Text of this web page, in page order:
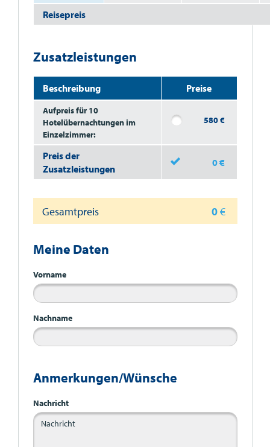
Reisepreis
Zusatzleistungen
Beschreibung Preise
Preis der
Zusatzleistungen
0€
Aufpreis für 10
Hotelübernachtungen im
Einzelzimmer:
580€
Gesamtpreis 0€
Meine Daten
Vorname
Nachname
Anmerkungen/Wünsche
Nachricht